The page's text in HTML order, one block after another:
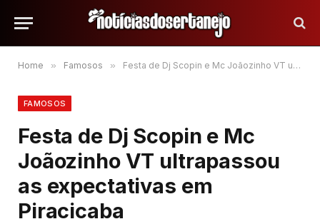
Home » Famosos » Festa de Dj Scopin e Mc Joãozinho VT ultrapassou as expectativas em Piracicaba
FAMOSOS
Festa de Dj Scopin e Mc
Joãozinho VT ultrapassou
as expectativas em
Piracicaba